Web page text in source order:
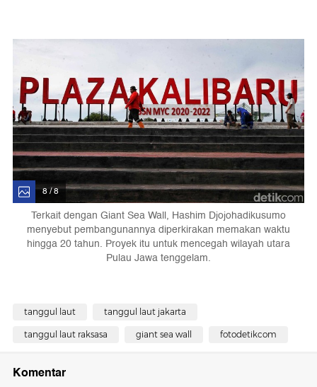
8 / 8
Terkait dengan Giant Sea Wall, Hashim Djojohadikusumo
menyebut pembangunannya diperkirakan memakan waktu
hingga 20 tahun. Proyek itu untuk mencegah wilayah utara
Pulau Jawa tenggelam.
tanggul laut tanggul laut jakarta
tanggul laut raksasa giant sea wall fotodetikcom
Komentar